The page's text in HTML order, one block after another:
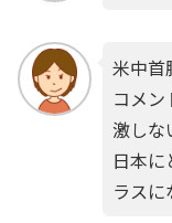
米中首
コメ
激しな
日本
ラスに